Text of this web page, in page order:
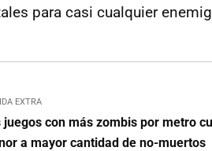
para casi cualquier
EXTRA
juegos con más zombis por metro
a mayor cantidad de no-muertos